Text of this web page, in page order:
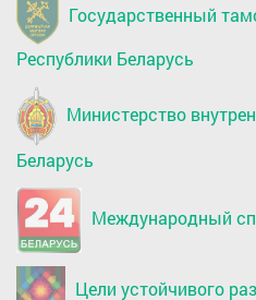
Государственный
Республики Беларусь
Министерство
Беларусь
Международный
Цели устойчивого